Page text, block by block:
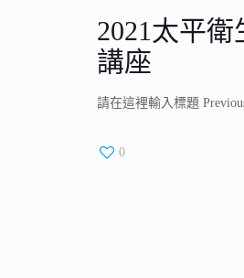
2021太平
講座
請在這裡輸入標題
0